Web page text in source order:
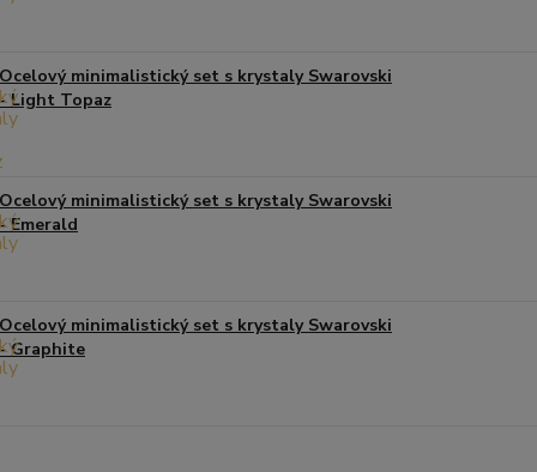
minimalistický set s krystaly Swarovski
Light Topaz
minimalistický set s krystaly Swarovski
Emerald
minimalistický set s krystaly Swarovski
Graphite